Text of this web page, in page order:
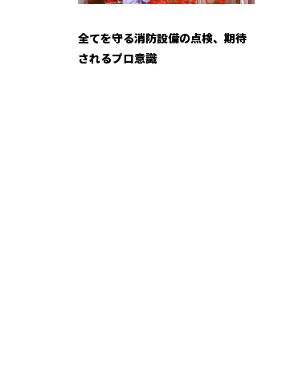
全てを守る消防設備の点検、期待
されるプロ意識